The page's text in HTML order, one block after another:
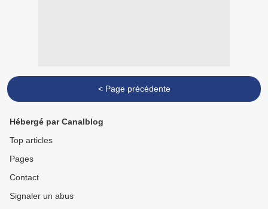
< Page précédente
Hébergé par Canalblog
Top articles
Pages
Contact
Signaler un abus